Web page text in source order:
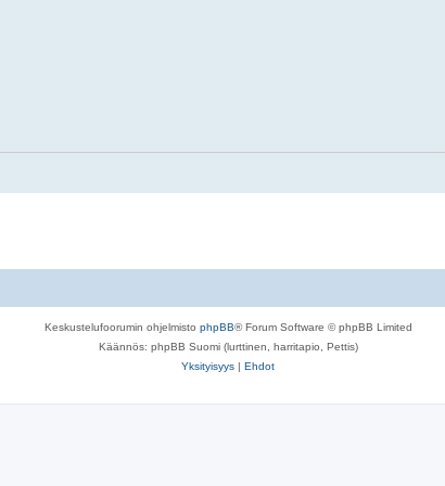
Keskustelufoorumin ohjelmisto phpBB® Forum Software © phpBB Limited
Käännös: phpBB Suomi (lurttinen, harritapio, Pettis)
Yksityisyys | Ehdot